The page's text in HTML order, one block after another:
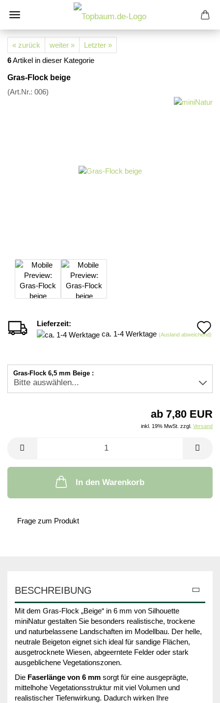
« zurück weiter »
Letzter »
6Artikel in dieser Kategorie
Gras-Flock beige
(Art.Nr.: 006)
Lieferzeit:
ca. 1-4 Werktage (Ausland abweichend)
Gras-Flock 6,5 mm Beige :
ab 7,80 EUR
inkl. 19% MwSt. zzgl. Versand
In den Warenkorb
Frage zum Produkt
BESCHREIBUNG
Mit dem Gras-Flock „Beige“ in 6 mm von Silhouette
miniNatur gestalten Sie besonders realistische, trockene
und naturbelassene Landschaften im Modellbau. Der helle,
neutrale Beigeton eignet sich ideal für sandige Flächen,
ausgetrocknete Wiesen, abgeerntete Felder oder stark
ausgeblichene Vegetationszonen.
Die Faserlänge von 6 mm sorgt für eine ausgeprägte,
mittelhohe Vegetationsstruktur mit viel Volumen und
realistischer Tiefenwirkung. Dadurch wirken Ihre